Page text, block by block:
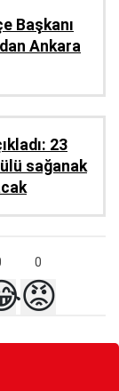
Başkanı
Ankara
23
sağanak
0
😡